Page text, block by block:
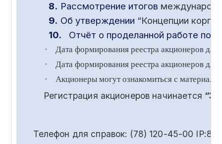
8. Рассмотрение итогов
9. Об утверждении “Концепции
10.
Отчёт о проделанной работе по
·
Дата формирования реестра акционеров
·
Дата формирования реестра акционеров для
·
Акционеры могут ознакомиться с
Регистрация акционеров начинается
Телефон для справок: (78) 120-45-00 IP:85-